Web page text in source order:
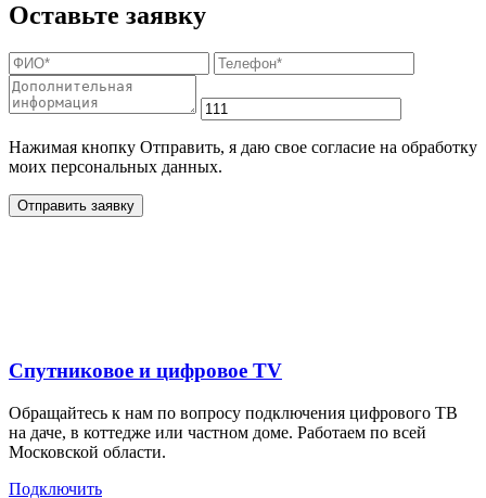
Оставьте заявку
Нажимая кнопку Отправить, я даю свое согласие на обработку
моих персональных данных.
Отправить заявку
Спутниковое и цифровое TV
Обращайтесь к нам по вопросу подключения цифрового ТВ
на даче, в коттедже или частном доме. Работаем по всей
Московской области.
Подключить